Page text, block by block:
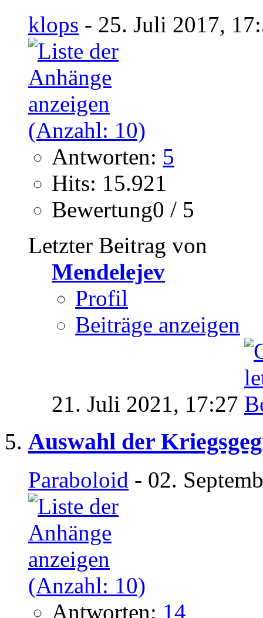
klops - 25. Juli 2017,
Antworten: 5
Hits: 15.921
Bewertung0 / 5
Letzter Beitrag von
Mendelejev
Profil
Beiträge anzeigen
21. Juli 2021, 17:27
Auswahl der
Paraboloid - 02.
Antworten: 14